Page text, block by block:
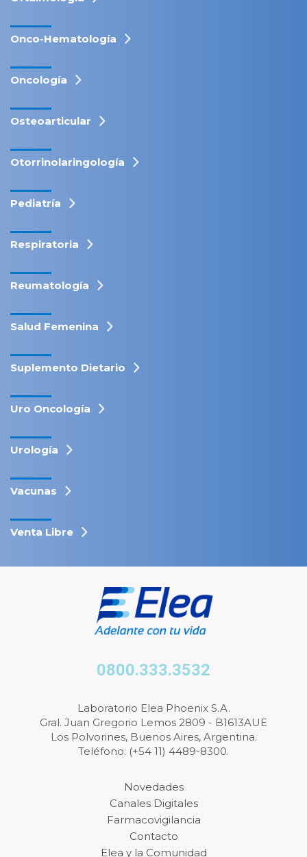
Onco-Hematología
Oncología
Osteoarticular
Otorrinolaringología
Pediatría
Respiratoria
Reumatología
Salud Femenina
Suplemento Dietario
Uro Oncología
Urología
Vacunas
Venta Libre
0800.333.3532
Laboratorio Elea Phoenix S.A.
Gral. Juan Gregorio Lemos 2809 - B1613AUE
Los Polvorines, Buenos Aires, Argentina.
Teléfono: (+54 11) 4489-8300.
Novedades
Canales Digitales
Farmacovigilancia
Contacto
Elea y la Comunidad